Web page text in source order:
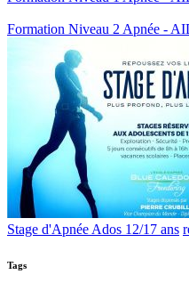
Formation Niveau 2 Apnée -
Stage d'Apnée Ados 12/17 ans
Tags